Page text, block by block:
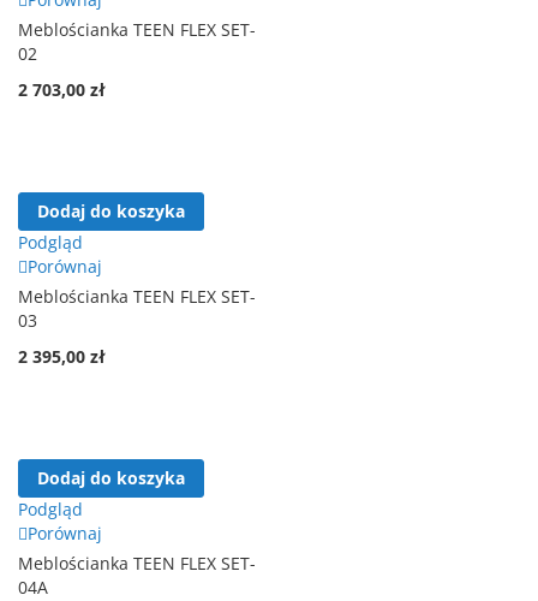
Meblościanka TEEN FLEX SET-
02
2 703,00 zł
Dodaj do koszyka
Podgląd
Porównaj
Meblościanka TEEN FLEX SET-
03
2 395,00 zł
Dodaj do koszyka
Podgląd
Porównaj
Meblościanka TEEN FLEX SET-
04A